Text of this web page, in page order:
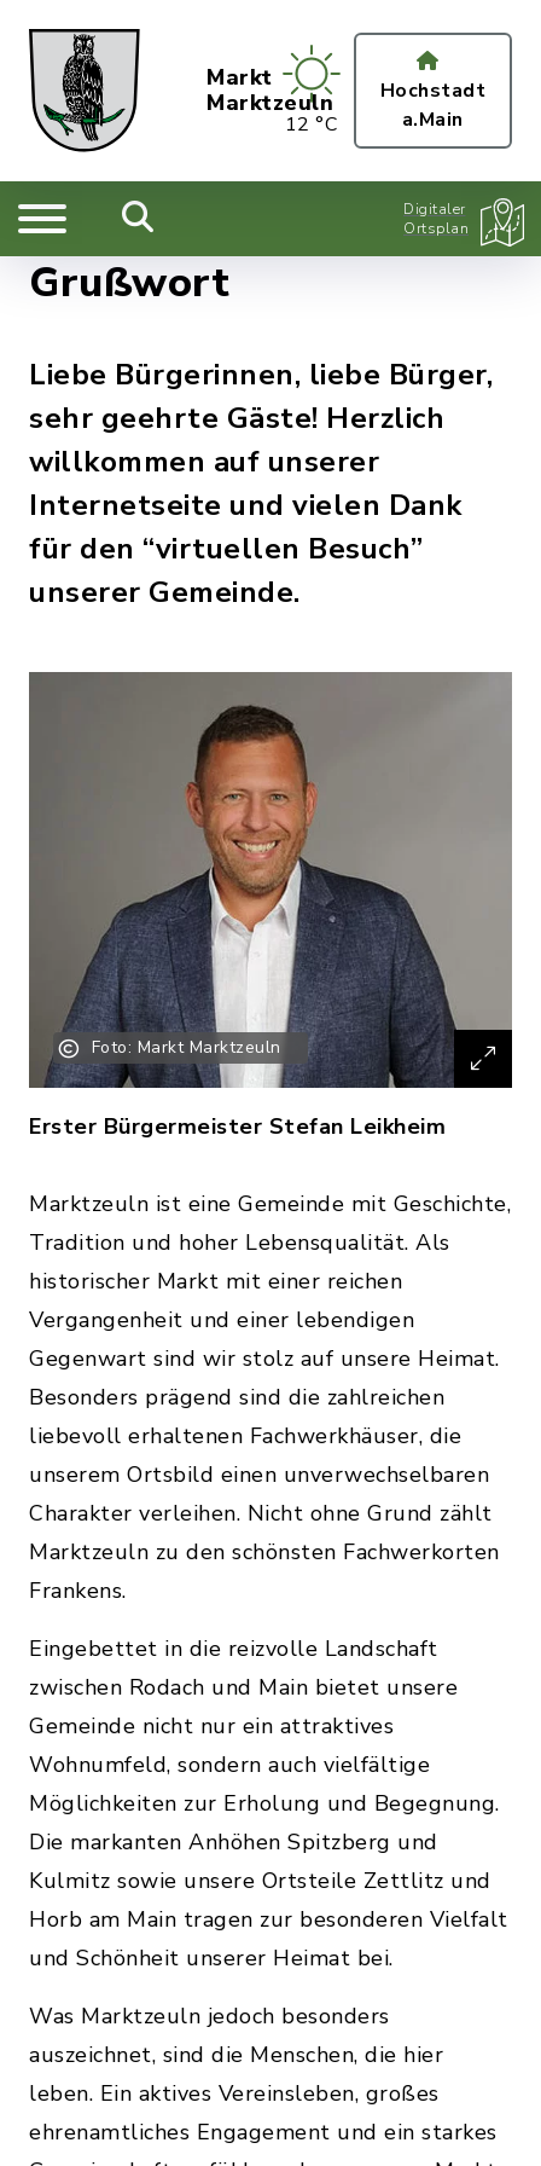
Markt
Marktzeuln
12 °C
Hochstadt
a.Main
Digitaler
Ortsplan
Grußwort
Liebe Bürgerinnen, liebe Bürger,
sehr geehrte Gäste! Herzlich
willkommen auf unserer
Internetseite und vielen Dank
für den “virtuellen Besuch”
unserer Gemeinde.
Foto: Markt Marktzeuln
Erster Bürgermeister Stefan Leikheim
Marktzeuln ist eine Gemeinde mit Geschichte,
Tradition und hoher Lebensqualität. Als
historischer Markt mit einer reichen
Vergangenheit und einer lebendigen
Gegenwart sind wir stolz auf unsere Heimat.
Besonders prägend sind die zahlreichen
liebevoll erhaltenen Fachwerkhäuser, die
unserem Ortsbild einen unverwechselbaren
Charakter verleihen. Nicht ohne Grund zählt
Marktzeuln zu den schönsten Fachwerkorten
Frankens.
Eingebettet in die reizvolle Landschaft
zwischen Rodach und Main bietet unsere
Gemeinde nicht nur ein attraktives
Wohnumfeld, sondern auch vielfältige
Möglichkeiten zur Erholung und Begegnung.
Die markanten Anhöhen Spitzberg und
Kulmitz sowie unsere Ortsteile Zettlitz und
Horb am Main tragen zur besonderen Vielfalt
und Schönheit unserer Heimat bei.
Was Marktzeuln jedoch besonders
auszeichnet, sind die Menschen, die hier
leben. Ein aktives Vereinsleben, großes
ehrenamtliches Engagement und ein starkes